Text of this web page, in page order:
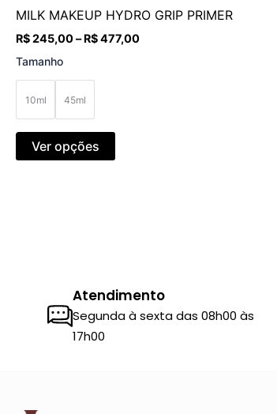
MILK MAKEUP HYDRO GRIP PRIMER
R$245,00– R$477,00
Tamanho
10ml 45ml
Ver opções
Atendimento
Segunda à sexta das 08h00 às
17h00